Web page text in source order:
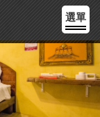
選單